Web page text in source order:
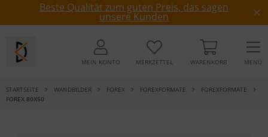
Beste Qualität zum guten Preis, das sagen
unsere Kunden
MEIN KONTO MERKZETTEL WARENKORB MENÜ
STARTSEITE WANDBILDER FOREX FOREXFORMATE
FOREXFORMATE
FOREX 80X50